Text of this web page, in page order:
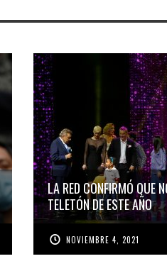
LA RED CONFIRMÓ QUE
TELETÓN DE ESTE AÑO
NOVIEMBRE 4, 2021